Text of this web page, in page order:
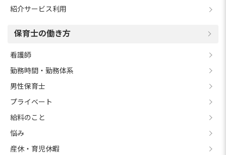
紹介サービス利用
保育士の働き方
看護師
勤務時間・勤務体系
男性保育士
プライベート
給料のこと
悩み
産休・育児休暇